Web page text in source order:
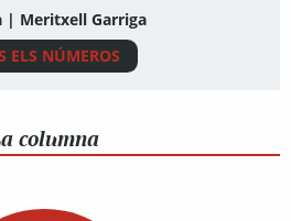
| Meritxell Garriga
ELS NÚMEROS
columna